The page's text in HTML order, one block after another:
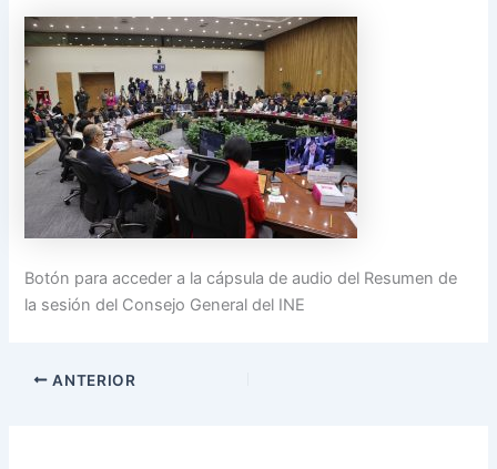
Botón para acceder a la cápsula de audio del Resumen de
la sesión del Consejo General del INE
ANTERIOR